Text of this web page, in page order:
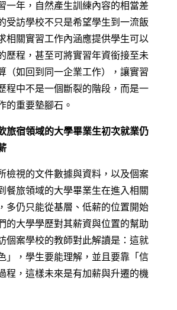
一年，自然產生訓練內容的相當差
受訪學校不只是希望學生到一流飯
相關實習工作內涵應提供學生可以
歷程，甚至可將實習年資銜接至未
（如回到同一企業工作），讓實習
程中不是一個斷裂的階段，而是一
的重要墊腳石。
旅宿領域的大學畢業生初次就業仍
視的文件數據與資料，以及個案
餐旅領域的大學畢業生在進入相關
多仍只能從基層、低薪的位置開始
的大學學歷對其薪資與位置的幫助
個案學校的教師對此解讀是：這就
」，學生要能理解，並且要靠「信
程，這樣未來是有加薪與升遷的機